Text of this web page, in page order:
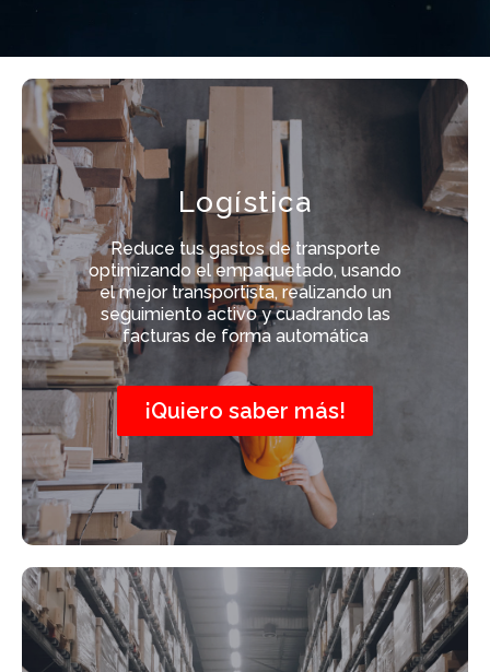
Logística
Reduce tus gastos de transporte
optimizando el empaquetado, usando
el mejor transportista, realizando un
seguimiento activo y cuadrando las
facturas de forma automática
¡Quiero saber más!